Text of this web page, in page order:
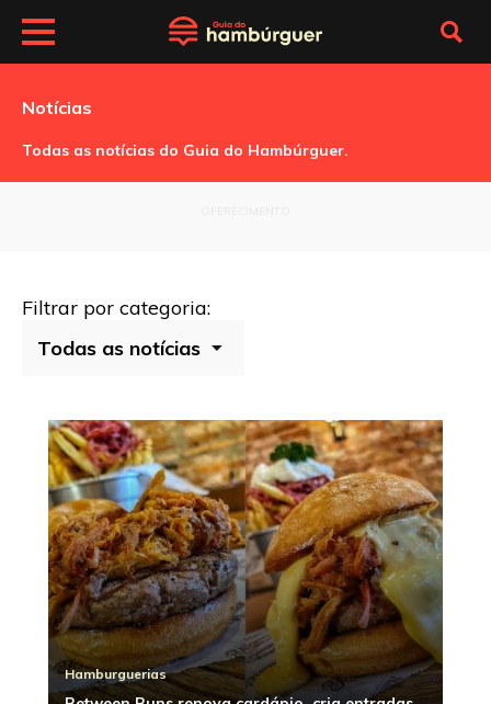
Notícias
Todas as notícias do Guia do Hambúrguer.
Filtrar por categoria:
Hamburguerias